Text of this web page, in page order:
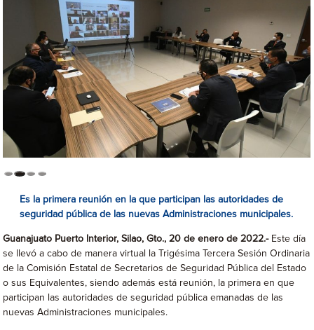
Es la primera reunión en la que participan las autoridades de
seguridad pública de las nuevas Administraciones municipales.
Guanajuato Puerto Interior,Silao,Gto., 20 deenero de 2022.-Este día
se llevó a cabo de manera virtual la Trigésima Tercera Sesión Ordinaria
de la Comisión Estatal de Secretarios de Seguridad Pública del Estado
o sus Equivalentes, siendo además está reunión, la primera en que
participan las autoridades de seguridad pública emanadas de las
nuevas Administraciones municipales.